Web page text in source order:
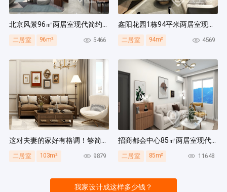
北京风景96㎡两居室现代简约风装修案例
二居室 96m² 5466
鑫阳花园1栋94平米两居室现代简约风装修案例
二居室 94m² 4569
这对夫妻的家好有格调！够简洁还复古，好打扫卫生太贴心~
二居室 103m² 9879
招商都会中心85㎡两居室现代简约风装修案例
二居室 85m² 11648
我家设计成这样多少钱？